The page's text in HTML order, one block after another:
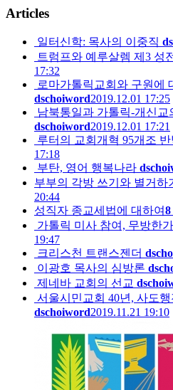
Articles
일터신학: 목사의 이중직
트럼프와 예루살렘 제3 성
17:32
로마가톨릭교회와 구원에
dschoiword2019.12.01 17:25
남북통일과 가톨릭-개신교
dschoiword2019.12.01 17:21
루터의 교회개혁 95개조 반
17:18
부탄, 영어 행복나라
부부의 각방 쓰기와 별거하
20:44
성직자 종교세법에 대하여8
가톨릭 미사 참여, 무방한
19:47
크리스천 트랜스젠더
이광호 목사의 심방론
제네바 교회의 선교
서울시민교회 40년, 사도
dschoiword2019.11.21 19:10